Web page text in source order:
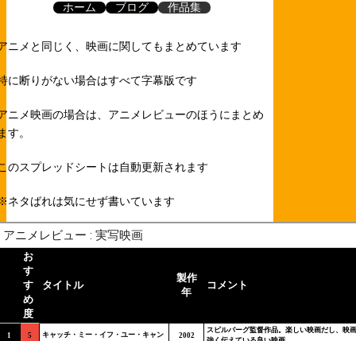
ホーム ブログ 作品集
ニメと同じく、映画に関してもまとめています
に断りがない場合はすべて字幕版です
ニメ映画の場合は、アニメレビューのほうにまとめ
す。
のスプレッドシートは自動更新されます
ネタばれは気にせず書いています